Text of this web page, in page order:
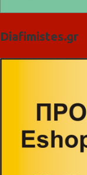
Diafimistes.gr